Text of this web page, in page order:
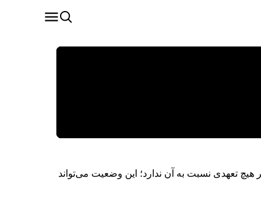
هیچ تعهدی نسبت به آن ندارد؛ این وضعیت می‌تواند